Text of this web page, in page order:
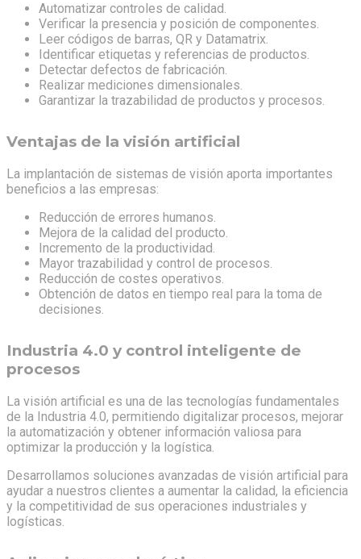
Automatizar controles de calidad.
Verificar la presencia y posición de componentes.
Leer códigos de barras, QR y Datamatrix.
Identificar etiquetas y referencias de productos.
Detectar defectos de fabricación.
Realizar mediciones dimensionales.
Garantizar la trazabilidad de productos y procesos.
Ventajas de la visión artificial
La implantación de sistemas de visión aporta importantes
beneficios a las empresas:
Reducción de errores humanos.
Mejora de la calidad del producto.
Incremento de la productividad.
Mayor trazabilidad y control de procesos.
Reducción de costes operativos.
Obtención de datos en tiempo real para la toma de
decisiones.
Industria 4.0 y control inteligente de
procesos
La visión artificial es una de las tecnologías fundamentales
de la Industria 4.0, permitiendo digitalizar procesos, mejorar
la automatización y obtener información valiosa para
optimizar la producción y la logística.
Desarrollamos soluciones avanzadas de visión artificial para
ayudar a nuestros clientes a aumentar la calidad, la eficiencia
y la competitividad de sus operaciones industriales y
logísticas.